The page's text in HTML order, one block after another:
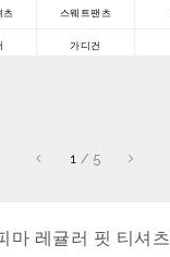
츠 스웨트팬츠
가디건
1 / 5
마 레귤러 핏 티셔츠